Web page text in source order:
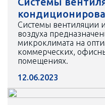
Системы вентиляции
воздуха
микроклимата на
коммерческих,
помещениях.
12.06.2023